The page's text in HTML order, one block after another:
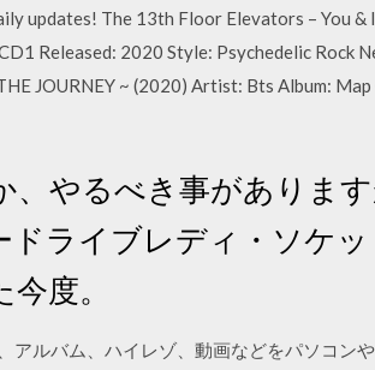
updates! The 13th Floor Elevators – You
Released: 2020 Style: Psychedelic Rock
JOURNEY ~ (2020) Artist: Bts Album:
、やるべき事がありま
ライブレディ・ソケッ
度。
アルバム、ハイレゾ、動画などをパソコン